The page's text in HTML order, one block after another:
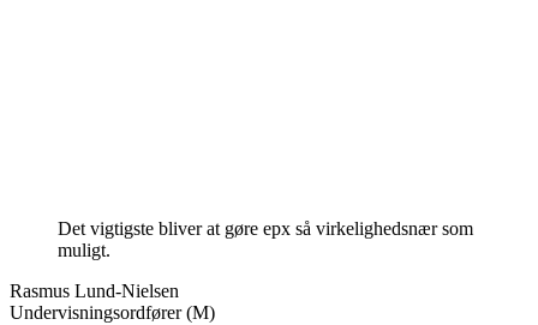
Det vigtigste bliver at gøre epx så virkelighedsnær som
muligt.
Rasmus Lund-Nielsen
Undervisningsordfører (M)